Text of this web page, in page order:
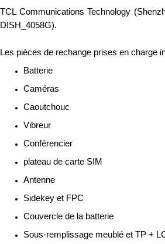
TCL Communications Technology
DISH_4058G).
Les pièces de rechange prises en charge
Batterie
Caméras
Caoutchouc
Vibreur
Conférencier
plateau de carte SIM
Antenne
Sidekey et FPC
Couvercle de la batterie
Sous-remplissage meublé et TP +